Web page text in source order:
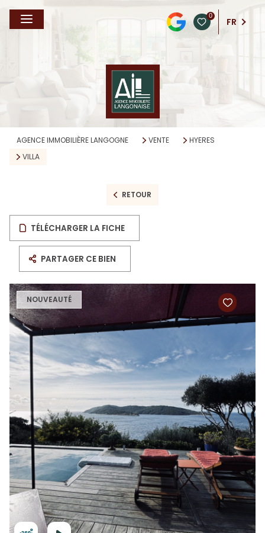
0
FR
AGENCE IMMOBILIÈRE LANGOGNE VENTE
HYERES
VILLA
RETOUR
TÉLÉCHARGER LA FICHE
PARTAGER CE BIEN
NOUVEAUTÉ